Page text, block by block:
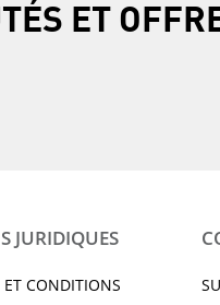
ET
JURIDIQUES
CONDITIONS